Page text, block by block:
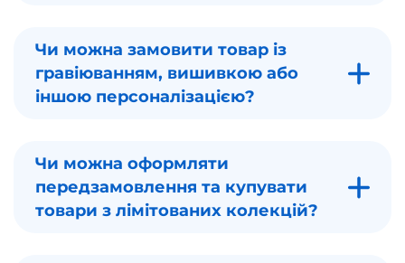
Чи можна замовити товар із
гравіюванням, вишивкою або
іншою персоналізацією?
Чи можна оформляти
передзамовлення та купувати
товари з лімітованих колекцій?